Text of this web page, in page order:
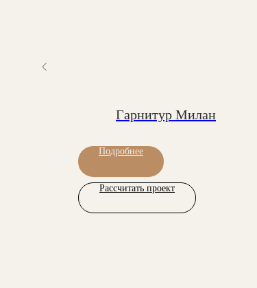
Гарнитур Милан
Подробнее
Рассчитать проект